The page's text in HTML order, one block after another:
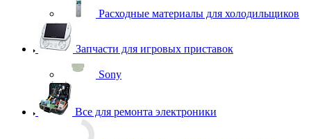
Sony
Все для ремонта электроники
Оборудование для ремонта телефонов